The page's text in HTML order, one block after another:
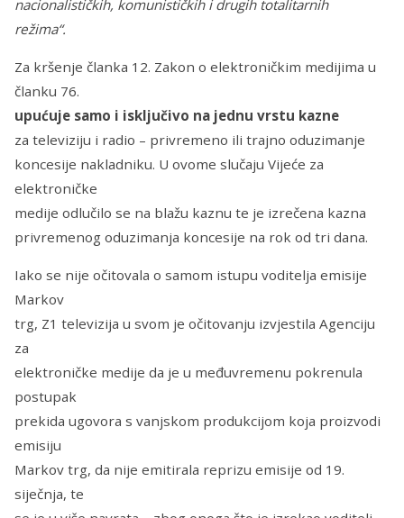
nacionalističkih, komunističkih i drugih totalitarnih
režima“.
Za kršenje članka 12. Zakon o elektroničkim medijima u
članku 76.
upućuje samo i isključivo na jednu vrstu kazne
za televiziju i radio – privremeno ili trajno oduzimanje
koncesije nakladniku. U ovome slučaju Vijeće za
elektroničke
medije odlučilo se na blažu kaznu te je izrečena kazna
privremenog oduzimanja koncesije na rok od tri dana.
Iako se nije očitovala o samom istupu voditelja emisije
Markov
trg, Z1 televizija u svom je očitovanju izvjestila Agenciju
za
elektroničke medije da je u međuvremenu pokrenula
postupak
prekida ugovora s vanjskom produkcijom koja proizvodi
emisiju
Markov trg, da nije emitirala reprizu emisije od 19.
siječnja, te